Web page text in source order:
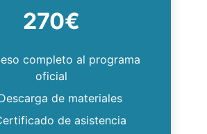
270€
completo al programa
oficial
de materiales
de asistencia